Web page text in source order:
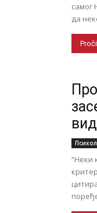
самог
да
“Неки